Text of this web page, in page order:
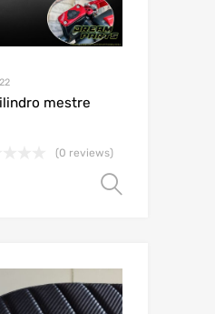
mestre
(0 reviews)